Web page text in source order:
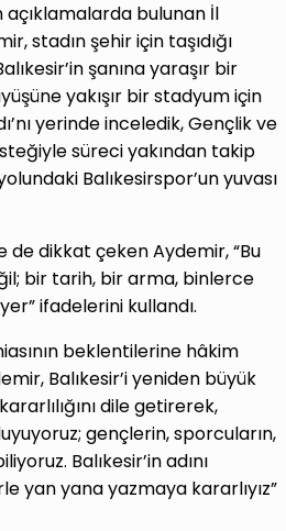
bulunan İl
stadın şehir için taşıdığı
şanına yaraşır bir
yakışır bir stadyum için
yerinde inceledik, Gençlik ve
süreci yakından takip
Balıkesirspor’un yuvası
de dikkat çeken Aydemir, “Bu
bir tarih, bir arma, binlerce
ifadelerini kullandı.
beklentilerine hâkim
Balıkesir’i yeniden büyük
dile getirerek,
gençlerin, sporcuların,
Balıkesir’in adını
yan yana yazmaya kararlıyız”